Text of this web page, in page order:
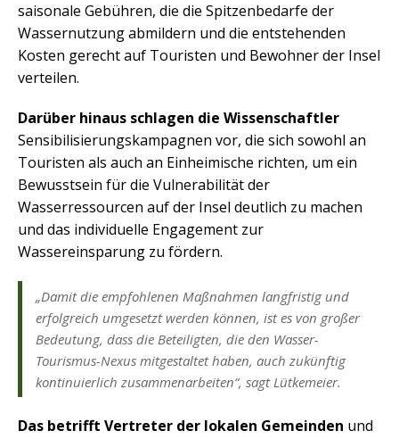
saisonale Gebühren, die die Spitzenbedarfe der
Wassernutzung abmildern und die entstehenden
Kosten gerecht auf Touristen und Bewohner der Insel
verteilen.
Darüber hinaus schlagen die Wissenschaftler
Sensibilisierungskampagnen vor, die sich sowohl an
Touristen als auch an Einheimische richten, um ein
Bewusstsein für die Vulnerabilität der
Wasserressourcen auf der Insel deutlich zu machen
und das individuelle Engagement zur
Wassereinsparung zu fördern.
„Damit die empfohlenen Maßnahmen langfristig und
erfolgreich umgesetzt werden können, ist es von großer
Bedeutung, dass die Beteiligten, die den Wasser-
Tourismus-Nexus mitgestaltet haben, auch zukünftig
kontinuierlich zusammenarbeiten“, sagt Lütkemeier.
Das betrifft Vertreter der lokalen Gemeinden und